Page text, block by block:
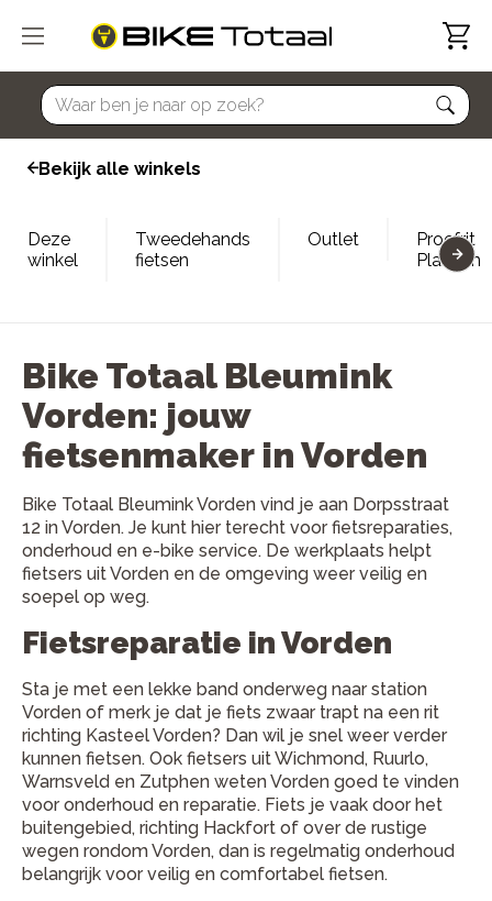
home
Bekijk alle winkels
Deze
winkel
Tweedehands
fietsen
Outlet
Proefrit
Plannen
Bike Totaal Bleumink
Vorden: jouw
fietsenmaker in Vorden
Bike Totaal Bleumink Vorden vind je aan Dorpsstraat
12 in Vorden. Je kunt hier terecht voor fietsreparaties,
onderhoud en e-bike service. De werkplaats helpt
fietsers uit Vorden en de omgeving weer veilig en
soepel op weg.
Fietsreparatie in Vorden
Sta je met een lekke band onderweg naar station
Vorden of merk je dat je fiets zwaar trapt na een rit
richting Kasteel Vorden? Dan wil je snel weer verder
kunnen fietsen. Ook fietsers uit Wichmond, Ruurlo,
Warnsveld en Zutphen weten Vorden goed te vinden
voor onderhoud en reparatie. Fiets je vaak door het
buitengebied, richting Hackfort of over de rustige
wegen rondom Vorden, dan is regelmatig onderhoud
belangrijk voor veilig en comfortabel fietsen.